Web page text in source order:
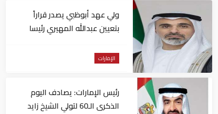
ولي عهد أبوظبي يصدر قراراً
بتعيين عبدالله المهيري رئيسا
الإمارات
رئيس الإمارات: يصادف اليوم
الذكرى الـ60 لتولي الشيخ زايد